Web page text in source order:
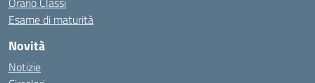
Esame di maturità
Novità
Notizie